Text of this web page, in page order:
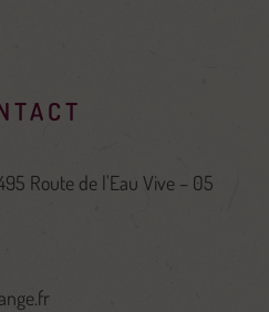
Route de l'Eau Vive – 05